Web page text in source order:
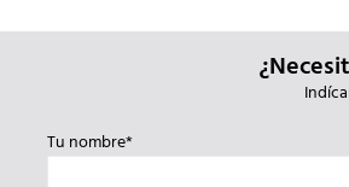
Tu nombre*